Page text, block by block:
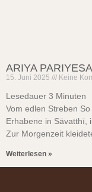
ARIYA
15. Juni 2025 Keine
Lesedauer 3 Minuten
Vom edlen Streben
Erhabene in Sāvatthī,
Zur Morgenzeit
Weiterlesen »